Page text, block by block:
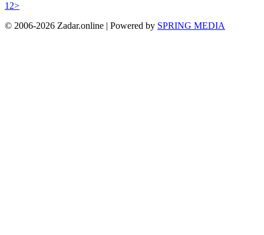
1 2>
© 2006-2026 Zadar.online | Powered by SPRING MEDIA